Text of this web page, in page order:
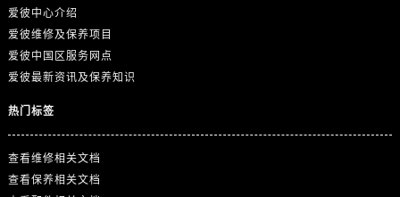
爱彼中心介绍
爱彼维修及保养项目
爱彼中国区服务网点
爱彼最新资讯及保养知识
热门标签
查看维修相关文档
查看保养相关文档